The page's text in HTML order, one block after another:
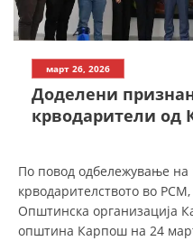
март 26, 2026
Доделени
крводарители од
По повод одбележување
крводарителството во
Општинска организација
општина Карпош на 24